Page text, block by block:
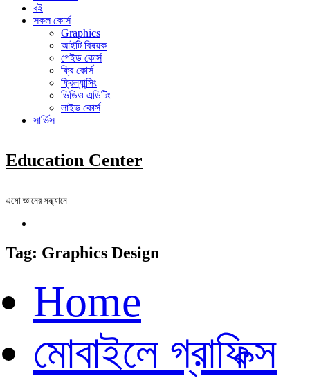
বই
সকল কোর্স
Graphics
আইটি বিষয়ক
পেইড কোর্স
ফ্রি কোর্স
ফ্রিল্যান্সিং
ভিডিও এডিটিং
লাইভ কোর্স
সার্ভিস
Education Center
এসো জ্ঞানের সন্ধ্যানে
Tag: Graphics Design
Home
মোবাইলে গ্রাফিক্স